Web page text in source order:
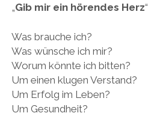
„Gib mir ein hörendes Herz“
Was brauche ich?
Was wünsche ich mir?
Worum könnte ich bitten?
Um einen klugen Verstand?
Um Erfolg im Leben?
Um Gesundheit?